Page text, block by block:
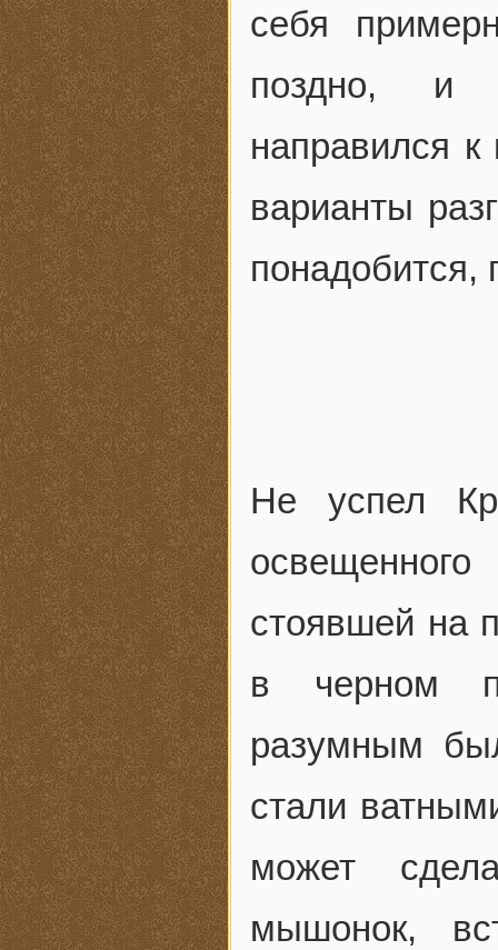
себя
поздно, и
направился
варианты
понадобится,
Не успел
стоявшей на
в черном
разумным
стали
может
мышонок,